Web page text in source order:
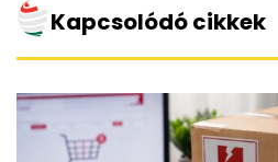
Kapcsolódó cikkek